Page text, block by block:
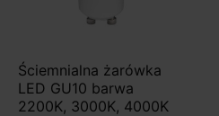
Ściemnialna żarówka
LED GU10 barwa
2200K, 3000K, 4000K